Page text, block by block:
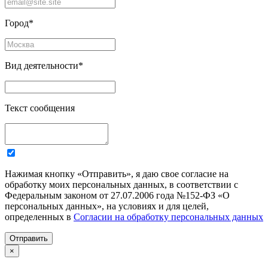
Город*
Вид деятельности*
Текст сообщения
Нажимая кнопку «Отправить», я даю свое согласие на
обработку моих персональных данных, в соответствии с
Федеральным законом от 27.07.2006 года №152-ФЗ «О
персональных данных», на условиях и для целей,
определенных в Согласии на обработку персональных данных
Отправить
×